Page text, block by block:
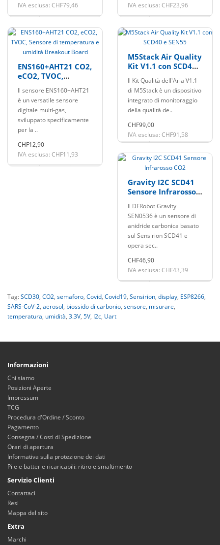
IVA esclusa: CHF79,46
IVA esclusa: CHF23,96
ENS160+AHT21 CO2,
eCO2, TVOC,
temperatura e
umidità Breakout
Board
Il sensore ENS160+AHT21
è un versatile sensore
digitale multi-gas,
sviluppato specificamente
per la ..
CHF12,90
IVA esclusa: CHF11,93
M5Stack Air Quality
Kit V1.1 con SCD40
Il Kit Qualità dell'Aria V1.1
di M5Stack è un dispositivo
integrato di monitoraggio
della qualità de..
CHF99,00
IVA esclusa: CHF91,58
Gravity I2C SCD41
Sensore Infrarosso
Il DFRobot Gravity
SEN0536 è un sensore di
anidride carbonica basato
sul Sensirion SCD41 e
opera sec..
CHF46,90
IVA esclusa: CHF43,39
Tag:SCD30, CO2, semaforo, Covid, Covid19, Sensirion, display, ESP8266,
SARS-CoV-2, aerosol, biossido di carbonio, sensore, misurare,
temperatura, umidità, 3.3V, 5V, I2c, Uart
Informazioni
Chi siamo
Posizioni Aperte
Impressum
TCG
Procedura d'Ordine / Sconto
Pagamento
Consegna / Costi di Spedizione
Orari di apertura
Informativa sulla protezione dei dati
Pile e batterie ricaricabili: ritiro e smaltimento
Servizio Clienti
Contattaci
Resi
Mappa del sito
Extra
Marchi